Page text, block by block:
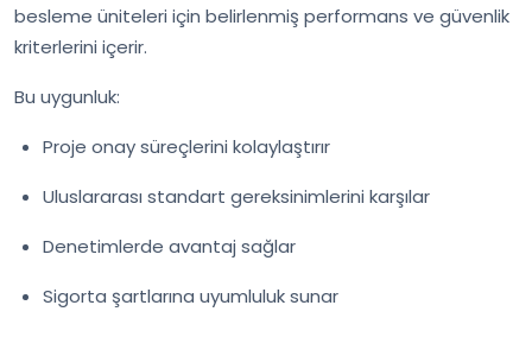
besleme üniteleri için belirlenmiş performans ve güvenlik
kriterlerini içerir.
Bu uygunluk:
Proje onay süreçlerini kolaylaştırır
Uluslararası standart gereksinimlerini karşılar
Denetimlerde avantaj sağlar
Sigorta şartlarına uyumluluk sunar